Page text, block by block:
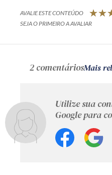
AVALIE ESTE CONTEÚDO
SEJA O PRIMEIRO A AVALIAR
2 comentáriosMais
Utilize sua
Google para